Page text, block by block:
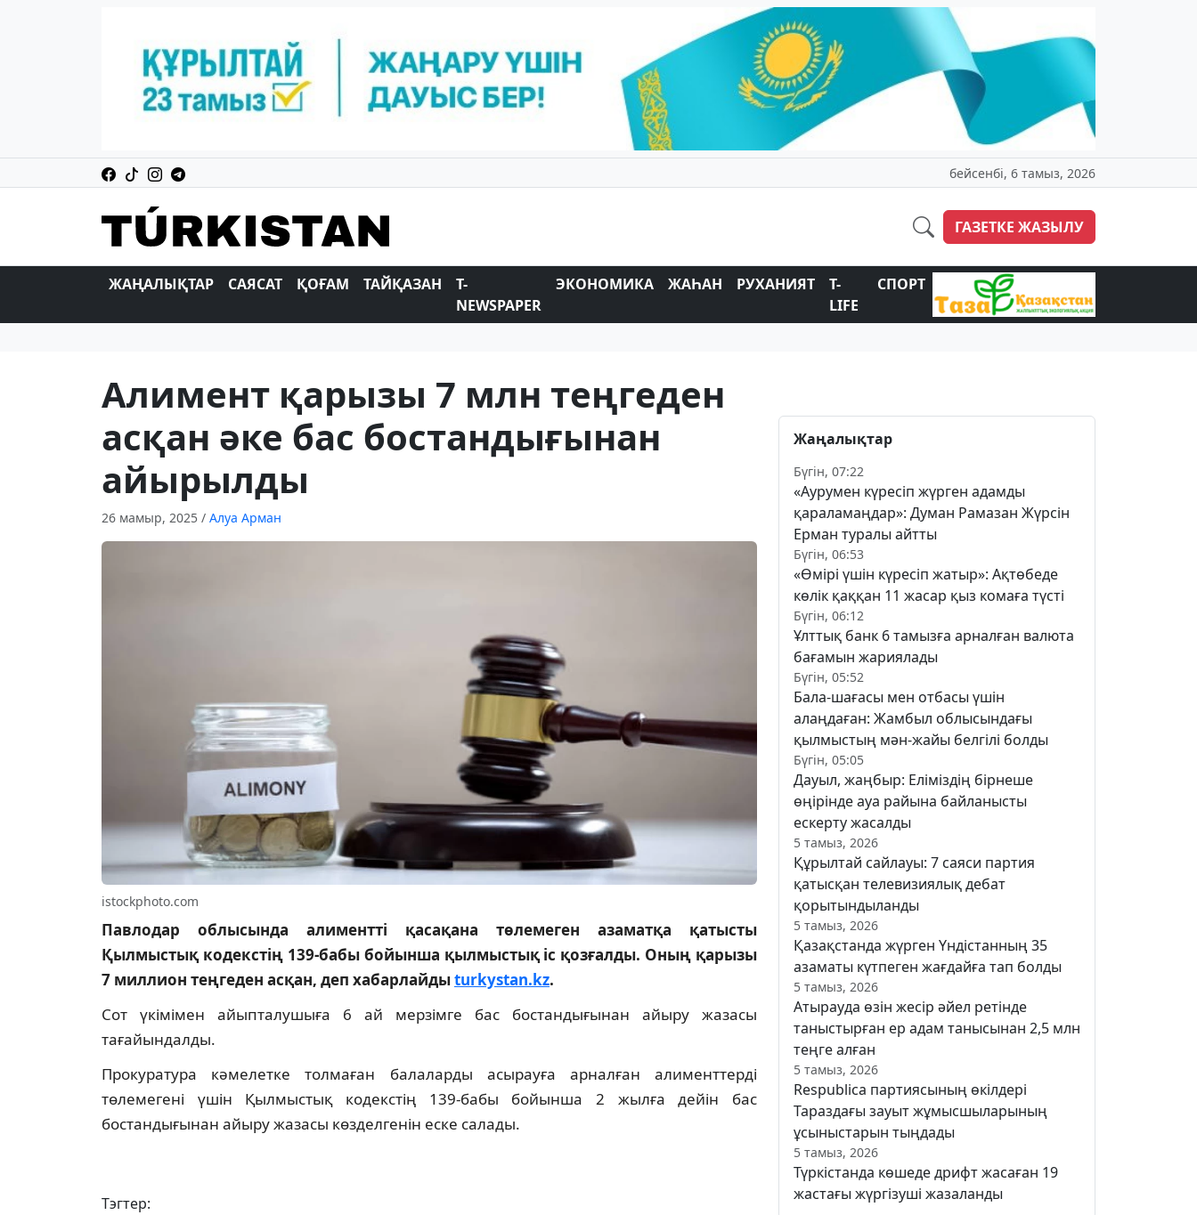
бейсенбі, 6 тамыз, 2026
ГАЗЕТКЕ ЖАЗЫЛУ
ЖАҢАЛЫҚТАР САЯСАТ ҚОҒАМ ТАЙҚАЗАН
T-
NEWSPAPER
ЭКОНОМИКА ЖАҺАН РУХАНИЯТ
T-
LIFE
СПОРТ
Алимент қарызы 7 млн теңгеден
асқан әке бас бостандығынан
айырылды
26 мамыр, 2025 / Алуа Арман
istockphoto.com
Павлодар облысында алиментті қасақана төлемеген азаматқа қатысты
Қылмыстық кодекстің 139-бабы бойынша қылмыстық іс қозғалды. Оның қарызы
7 миллион теңгеден асқан, деп хабарлайдыturkystan.kz.
Сот үкімімен айыпталушыға 6 ай мерзімге бас бостандығынан айыру жазасы
тағайындалды.
Прокуратура кәмелетке толмаған балаларды асырауға арналған алименттерді
төлемегені үшін Қылмыстық кодекстің 139-бабы бойынша 2 жылға дейін бас
бостандығынан айыру жазасы көзделгенін еске салады.
Тэгтер:
Жаңалықтар
Бүгін, 07:22
«Аурумен күресіп жүрген адамды
қараламаңдар»: Думан Рамазан Жүрсін
Ерман туралы айтты
Бүгін, 06:53
«Өмірі үшін күресіп жатыр»: Ақтөбеде
көлік қаққан 11 жасар қыз комаға түсті
Бүгін, 06:12
Ұлттық банк 6 тамызға арналған валюта
бағамын жариялады
Бүгін, 05:52
Бала-шағасы мен отбасы үшін
алаңдаған: Жамбыл облысындағы
қылмыстың мән-жайы белгілі болды
Бүгін, 05:05
Дауыл, жаңбыр: Еліміздің бірнеше
өңірінде ауа райына байланысты
ескерту жасалды
5 тамыз, 2026
Құрылтай сайлауы: 7 саяси партия
қатысқан телевизиялық дебат
қорытындыланды
5 тамыз, 2026
Қазақстанда жүрген Үндістанның 35
азаматы күтпеген жағдайға тап болды
5 тамыз, 2026
Атырауда өзін жесір әйел ретінде
таныстырған ер адам танысынан 2,5 млн
теңге алған
5 тамыз, 2026
Respublica партиясының өкілдері
Тараздағы зауыт жұмысшыларының
ұсыныстарын тыңдады
5 тамыз, 2026
Түркістанда көшеде дрифт жасаған 19
жастағы жүргізуші жазаланды